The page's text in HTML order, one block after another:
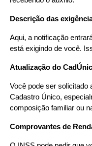
Descrição das
Aqui, a notificação
está exigindo de você.
Atualização do
Você pode ser solicitado
Cadastro Único,
composição familiar ou
Comprovantes de